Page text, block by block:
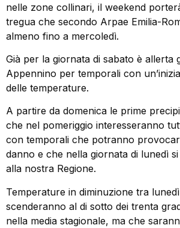
nelle zone collinari, il weekend
tregua che secondo Arpae Emilia-
almeno fino a mercoledì.
Già per la giornata di sabato è allerta
Appennino per temporali con
delle temperature.
A partire da domenica le prime
che nel pomeriggio interesseranno
con temporali che potranno
danno e che nella giornata di lunedì
alla nostra Regione.
Temperature in diminuzione tra
scenderanno al di sotto dei trenta
nella media stagionale, ma che